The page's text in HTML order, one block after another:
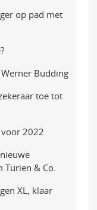
op pad met
Budding
toe tot
2022
Turien & Co.
XL, klaar